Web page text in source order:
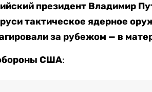
президент Владимир
тактическое ядерное
за рубежом — в
США: